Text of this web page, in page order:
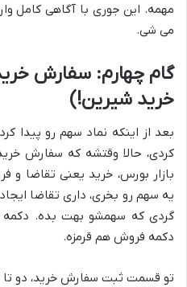
مهمه. این جوری با آگاهی کامل
می شی.
گام چهارم: سفارش
خرید شیرین!)
بعد از اینکه نماد سهم رو پیدا
کردی، حالا وقتشه که سفارش
بازار بورس، خرید یعنی تقاضا
یه سهم رو بخری، داری تقاضا
گردی که سهمشو بهت بده. دکمه
دکمه فروش هم قرمزه.
تو قسمت ثبت سفارش خرید، دو تا